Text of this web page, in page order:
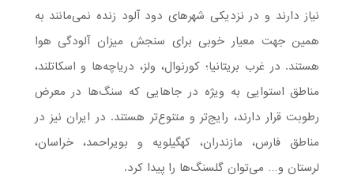
نیاز دارند و در نزدیکی شهرهای دود آلود زنده نمی‌مانند به
همین جهت معیار خوبی برای سنجش میزان آلودگی هوا
هستند. در غرب بریتانیا؛ کورنوال، ولز، دریاچه‌ها و اسکاتلند،
مناطق استوایی به ویژه در جاهایی که سنگ‌ها در معرض
رطوبت قرار دارند، رایج‌تر و متنوع‌تر هستند. در ایران نیز در
مناطق فارس، مازندران، کهگیلویه و بویراحمد، خراسان،
لرستان و… می‌توان گلسنگ‌ها را پیدا کرد.